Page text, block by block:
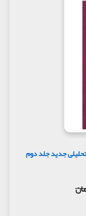
جدید جلد دوم